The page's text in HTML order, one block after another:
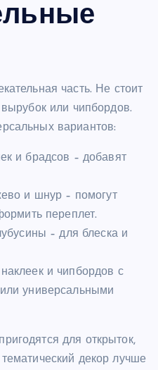
часть. Не стоит
или чипбордов.
вариантов:
и брадсов – добавят
и шнур – помогут
переплет.
– для блеска и
и чипбордов с
универсальными
для открыток,
декор лучше